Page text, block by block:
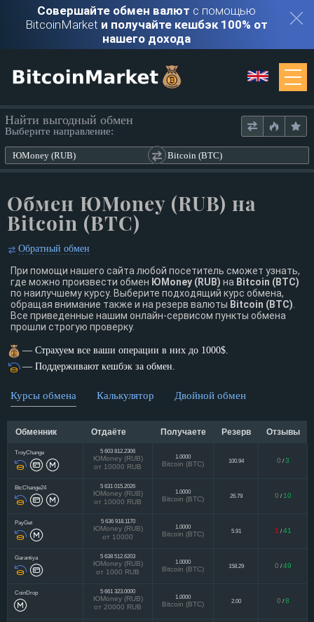
Совершайте обмен валют с помощью
BitcoinMarket и получайте кешбэк 100% от
нашего дохода
Обменники
Найти выгодный обмен
Выберите направление:
ЮMoney (RUB) Bitcoin (BTC)
Обмен ЮMoney (RUB) на
Bitcoin (BTC)
Обратный обмен
При помощи нашего сайта любой посетитель сможет узнать,
где можно произвести обмен ЮMoney (RUB) на Bitcoin (BTC)
по наилучшему курсу. Выберите подходящий курс обмена,
обращая внимание также и на резерв валюты Bitcoin (BTC)
Все приведенные нашим онлайн-сервисом пункты обмена
прошли строгую проверку.
— Страхуем все ваши операции в них до 1000$.
— Поддерживают кешбэк за обмен.
Курсы обмена Калькулятор Двойной обмен
Обменник Отдаёте Получаете Резерв Отзывы
TroyChange 5 603 812.2306
ЮMoney (RUB)
от 10000 RUB
1.0000
Bitcoin (BTC) 100.94 0 / 3
BtcChange24 5 631 015.2026
ЮMoney (RUB)
от 10000 RUB
1.0000
Bitcoin (BTC) 26.79 0 / 10
PayGet 5 636 918.1170
ЮMoney (RUB)
от 10000
1.0000
Bitcoin (BTC) 5.91 1 / 41
Garantiya 5 638 512.6203
ЮMoney (RUB)
от 1000 RUB
1.0000
Bitcoin (BTC) 158.29 0 / 49
CoinDrop 5 661 323.0000
ЮMoney (RUB)
от 20000 RUB
1.0000
Bitcoin (BTC) 2.00 0 / 8